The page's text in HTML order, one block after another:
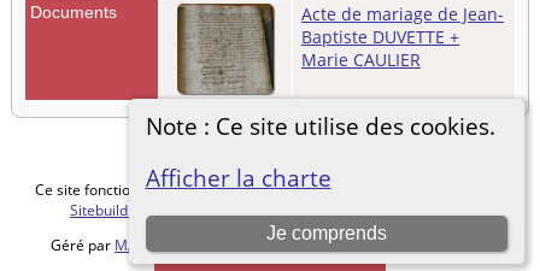
Note : Ce site utilise des cookies.
Afficher la charte
Je comprends
Documents
Acte de mariage de Jean-
Baptiste DUVETTE +
Marie CAULIER
Ce site fonctionne grace au logicielThe Next Generation of Genealogy
Sitebuilding
Géré par MALVACHE Cédric Charte de protection des données